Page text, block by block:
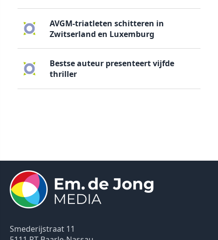
AVGM-triatleten schitteren in
Zwitserland en Luxemburg
Bestse auteur presenteert vijfde
thriller
Smederijstraat 11